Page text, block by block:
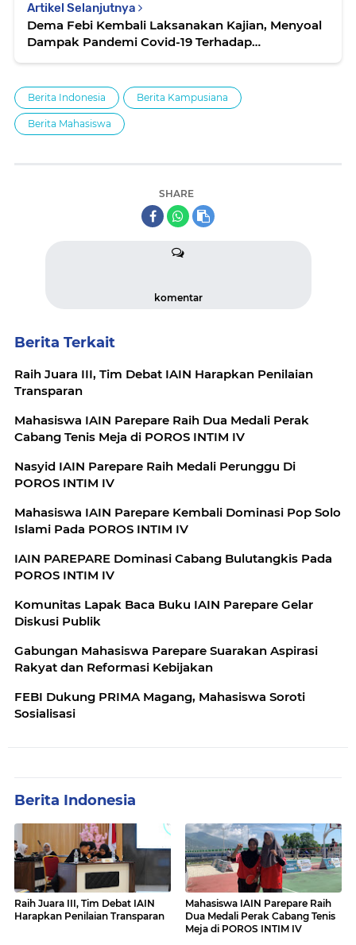
Artikel Selanjutnya
Dema Febi Kembali Laksanakan Kajian, Menyoal
Dampak Pandemi Covid-19 Terhadap
Berita Indonesia Berita Kampusiana
Berita Mahasiswa
SHARE
komentar
Berita Terkait
Raih Juara III, Tim Debat IAIN Harapkan Penilaian
Transparan
Mahasiswa IAIN Parepare Raih Dua Medali Perak
Cabang Tenis Meja di POROS INTIM IV
Nasyid IAIN Parepare Raih Medali Perunggu Di
POROS INTIM IV
Mahasiswa IAIN Parepare Kembali Dominasi Pop Solo
Islami Pada POROS INTIM IV
IAIN PAREPARE Dominasi Cabang Bulutangkis Pada
POROS INTIM IV
Komunitas Lapak Baca Buku IAIN Parepare Gelar
Diskusi Publik
Gabungan Mahasiswa Parepare Suarakan Aspirasi
Rakyat dan Reformasi Kebijakan
FEBI Dukung PRIMA Magang, Mahasiswa Soroti
Sosialisasi
Berita Indonesia
Raih Juara III, Tim Debat IAIN
Harapkan Penilaian Transparan
Mahasiswa IAIN Parepare Raih
Dua Medali Perak Cabang Tenis
Meja di POROS INTIM IV